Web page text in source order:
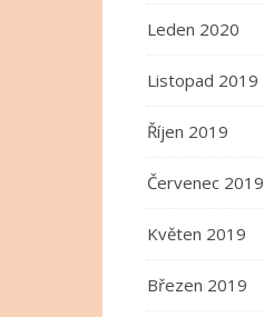
Leden 2020
Listopad 2019
Říjen 2019
Červenec 2019
Květen 2019
Březen 2019